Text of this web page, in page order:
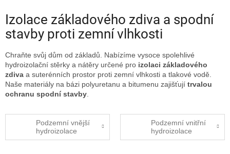
Izolace základového zdiva a spodní
stavby proti zemní vlhkosti
Chraňte svůj dům od základů. Nabízíme vysoce spolehlivé
hydroizolační stěrky a nátěry určené pro izolaci základového
zdiva a suterénních prostor proti zemní vlhkosti a tlakové vodě.
Naše materiály na bázi polyuretanu a bitumenu zajišťují trvalou
ochranu spodní stavby
Podzemní vnější
hydroizolace
Podzemní vnitřní
hydroizolace